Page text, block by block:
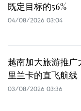
既定目标的56%
04/08/2026 03:04
越南加大旅游推
里兰卡的直飞航线
03/08/2026 03:36